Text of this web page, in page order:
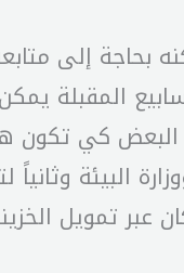
بحاجة إلى
المقبلة
كي تكون
البيئة
عبر تمويل